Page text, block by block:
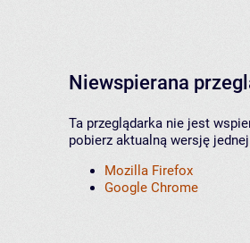
Niewspierana
Ta przeglądarka nie jest
pobierz aktualną wersję
Mozilla Firefox
Google Chrome